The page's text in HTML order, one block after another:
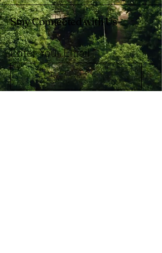
Stay Connected with Us
Enter Your Email